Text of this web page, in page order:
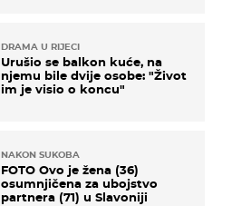
DRAMA U RIJECI
Urušio se balkon kuće, na
njemu bile dvije osobe: "Život
im je visio o koncu"
NAKON SUKOBA
FOTO Ovo je žena (36)
osumnjičena za ubojstvo
partnera (71) u Slavoniji